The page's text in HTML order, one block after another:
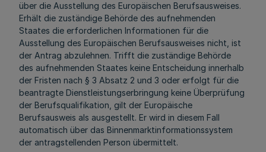
über die Ausstellung des Europäischen Berufsausweises.
Erhält die zuständige Behörde des aufnehmenden
Staates die erforderlichen Informationen für die
Ausstellung des Europäischen Berufsausweises nicht, ist
der Antrag abzulehnen. Trifft die zuständige Behörde
des aufnehmenden Staates keine Entscheidung innerhalb
der Fristen nach § 3 Absatz 2 und 3 oder erfolgt für die
beantragte Dienstleistungserbringung keine Überprüfung
der Berufsqualifikation, gilt der Europäische
Berufsausweis als ausgestellt. Er wird in diesem Fall
automatisch über das Binnenmarktinformationssystem
der antragstellenden Person übermittelt.